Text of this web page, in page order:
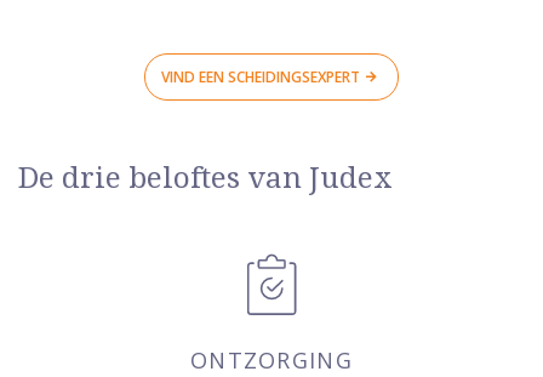
VIND EEN SCHEIDINGSEXPERT
De drie beloftes van Judex
ONTZORGING